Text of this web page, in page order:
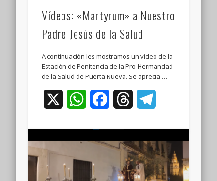
Vídeos: «Martyrum» a Nuestro
Padre Jesús de la Salud
A continuación les mostramos un vídeo de la
Estación de Penitencia de la Pro-Hermandad
de la Salud de Puerta Nueva. Se aprecia …
WhatsAppFacebookThreads